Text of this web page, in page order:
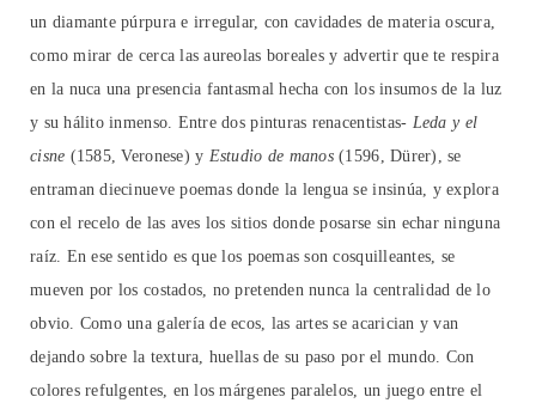
un diamante púrpura e irregular, con cavidades de materia oscura,
como mirar de cerca las aureolas boreales y advertir que te respira
en la nuca una presencia fantasmal hecha con los insumos de la luz
y su hálito inmenso. Entre dos pinturas renacentistas- Leda y el
cisne (1585, Veronese) y Estudio de manos(1596, Dürer), se
entraman diecinueve poemas donde la lengua se insinúa, y explora
con el recelo de las aves los sitios donde posarse sin echar ninguna
raíz. En ese sentido es que los poemas son cosquilleantes, se
mueven por los costados, no pretenden nunca la centralidad de lo
obvio. Como una galería de ecos, las artes se acarician y van
dejando sobre la textura, huellas de su paso por el mundo. Con
colores refulgentes, en los márgenes paralelos, un juego entre el